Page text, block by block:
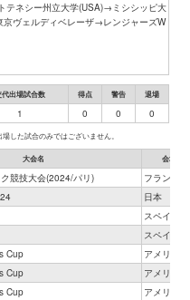
テネシー州立大学(USA)→ミシシッピ大
ヴェルディベレーザ→レンジャーズW
代出場試合数 得点 警告 退場
1 0 0 0
した試合のみではございません。
大会名 会場
競技大会(2024/パリ)
フランス
日本
スペイン
スペイン
Cup
アメリカ
Cup
アメリカ
Cup
アメリカ